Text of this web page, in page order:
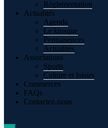
Règlementation
Actualités
Agenda
Le kiosque
Permanences
Actualités
Associations
Sports
Culture et loisirs
Commerces
FAQs
Contactez-nous